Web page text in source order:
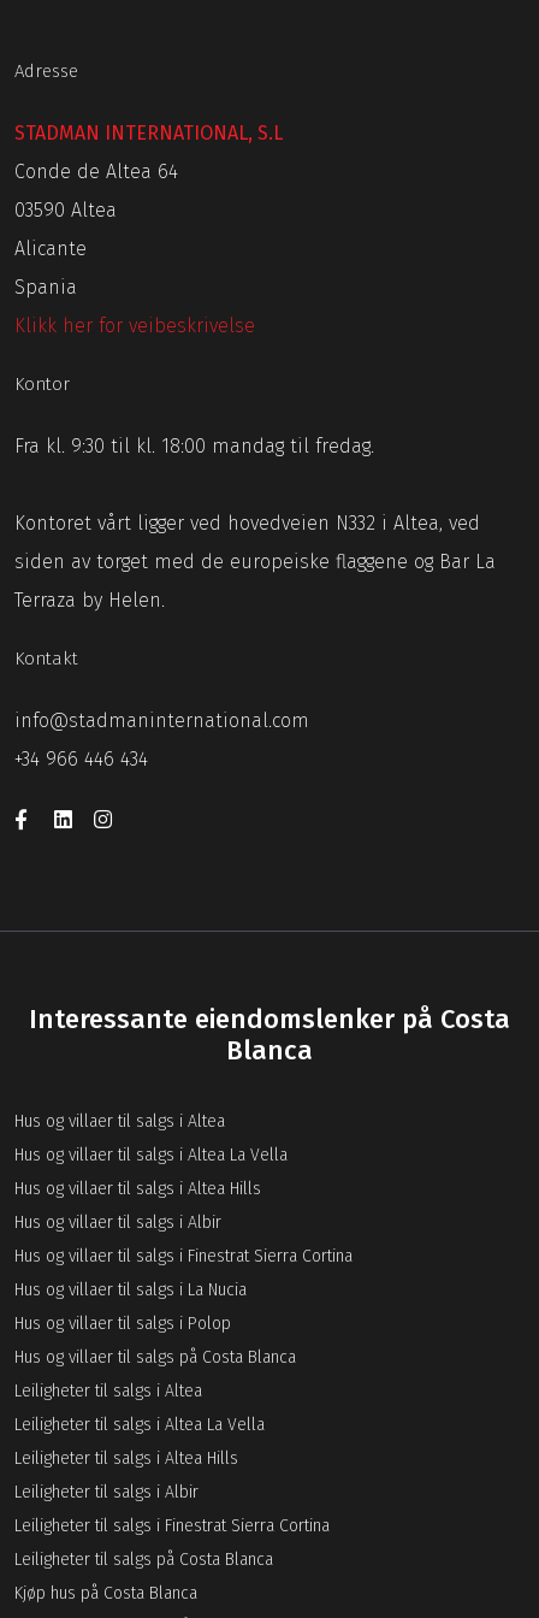
Adresse
STADMAN INTERNATIONAL, S.L
Conde de Altea 64
03590 Altea
Alicante
Spania
Klikk her for veibeskrivelse
Kontor
Fra kl. 9:30 til kl. 18:00 mandag til fredag.
Kontoret vårt ligger ved hovedveien N332 i Altea, ved
siden av torget med de europeiske flaggene og Bar La
Terraza by Helen.
Kontakt
info@stadmaninternational.com
+34 966 446 434
Interessante eiendomslenker på Costa
Blanca
Hus og villaer til salgs i Altea
Hus og villaer til salgs i Altea La Vella
Hus og villaer til salgs i Altea Hills
Hus og villaer til salgs i Albir
Hus og villaer til salgs i Finestrat Sierra Cortina
Hus og villaer til salgs i La Nucia
Hus og villaer til salgs i Polop
Hus og villaer til salgs på Costa Blanca
Leiligheter til salgs i Altea
Leiligheter til salgs i Altea La Vella
Leiligheter til salgs i Altea Hills
Leiligheter til salgs i Albir
Leiligheter til salgs i Finestrat Sierra Cortina
Leiligheter til salgs på Costa Blanca
Kjøp hus på Costa Blanca